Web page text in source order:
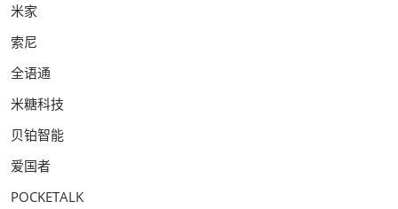
米家
索尼
全语通
米糖科技
贝铂智能
爱国者
POCKETALK